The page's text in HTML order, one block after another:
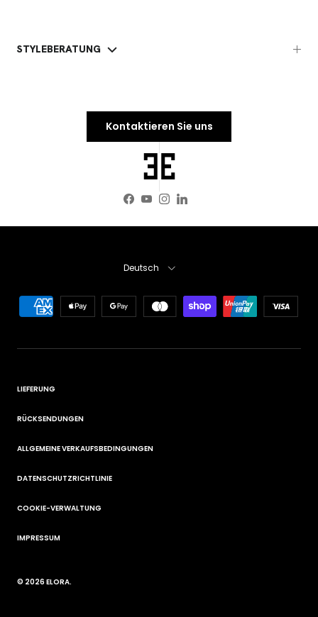
STYLEBERATUNG
Kontaktieren Sie uns
Facebook
YouTube
Instagram
LinkedIn
Deutsch
LIEFERUNG
RÜCKSENDUNGEN
ALLGEMEINE VERKAUFSBEDINGUNGEN
DATENSCHUTZRICHTLINIE
COOKIE-VERWALTUNG
IMPRESSUM
© 2026ELORA.